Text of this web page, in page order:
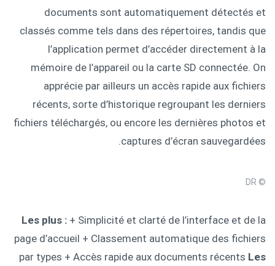
documents sont automatiquement détectés et
classés comme tels dans des répertoires, tandis que
l’application permet d’accéder directement à la
mémoire de l’appareil ou la carte SD connectée. On
apprécie par ailleurs un accès rapide aux fichiers
récents, sorte d’historique regroupant les derniers
fichiers téléchargés, ou encore les dernières photos et
captures d’écran sauvegardées.
© DR
Les plus : + Simplicité et clarté de l’interface et de la
page d’accueil + Classement automatique des fichiers
par types + Accès rapide aux documents récents Les